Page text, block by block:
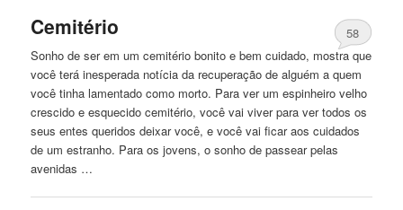
Cemitério
58
Sonho de ser em um cemitério bonito e bem cuidado, mostra que
você terá inesperada notícia da recuperação de alguém a quem
você tinha lamentado como morto. Para ver um espinheiro velho
crescido e esquecido cemitério, você vai viver para ver todos os
seus entes queridos deixar você, e você vai ficar aos cuidados
de um estranho. Para os jovens, o sonho de passear pelas
avenidas …